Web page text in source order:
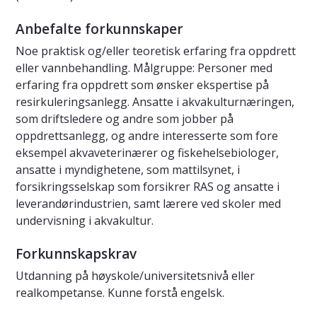
Anbefalte forkunnskaper
Noe praktisk og/eller teoretisk erfaring fra oppdrett
eller vannbehandling. Målgruppe: Personer med
erfaring fra oppdrett som ønsker ekspertise på
resirkuleringsanlegg. Ansatte i akvakulturnæringen,
som driftsledere og andre som jobber på
oppdrettsanlegg, og andre interesserte som fore
eksempel akvaveterinærer og fiskehelsebiologer,
ansatte i myndighetene, som mattilsynet, i
forsikringsselskap som forsikrer RAS og ansatte i
leverandørindustrien, samt lærere ved skoler med
undervisning i akvakultur.
Forkunnskapskrav
Utdanning på høyskole/universitetsnivå eller
realkompetanse. Kunne forstå engelsk.